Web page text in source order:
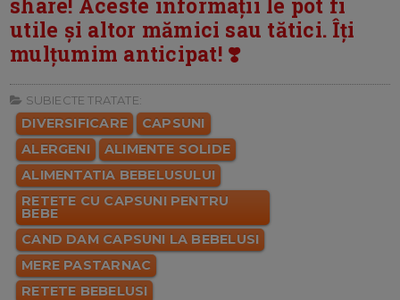
utile și altor mămici sau tătici. Îți
mulțumim anticipat! ❣️
SUBIECTE TRATATE:
DIVERSIFICARE
CAPSUNI
ALERGENI
ALIMENTE SOLIDE
ALIMENTATIA BEBELUSULUI
RETETE CU CAPSUNI PENTRU
BEBE
CAND DAM CAPSUNI LA BEBELUSI
MERE PASTARNAC
RETETE BEBELUSI